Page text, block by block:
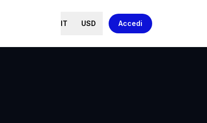
IT USD Accedi